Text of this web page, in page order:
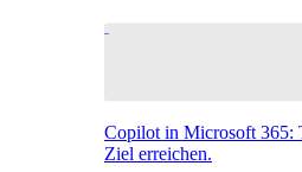
Copilot in Microsoft 365:
Ziel erreichen.